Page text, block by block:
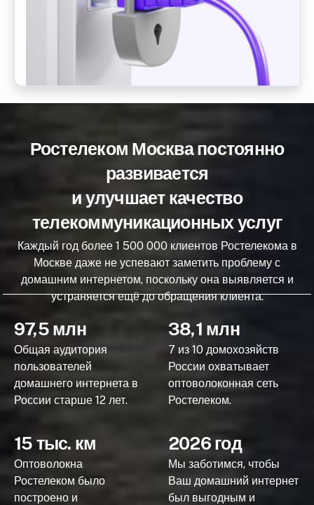
Ростелеком Москва постоянно
развивается
и улучшает качество
телекоммуникационных услуг
Каждый год более 1 500 000 клиентов Ростелекома в
Москве даже не успевают заметить проблему с
домашним интернетом, поскольку она выявляется и
устраняется ещё до обращения клиента.
97,5 млн
Общая аудитория
пользователей
домашнего интернета в
России старше 12 лет.
38,1 млн
7 из 10 домохозяйств
России охватывает
оптоволоконная сеть
Ростелеком.
15 тыс. км
Оптоволокна
Ростелеком было
построено и
2026 год
Мы заботимся, чтобы
Ваш домашний интернет
был выгодным и